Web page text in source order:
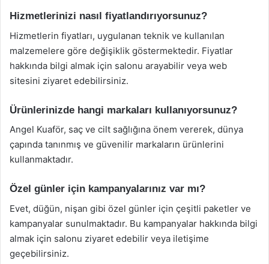
Hizmetlerinizi nasıl fiyatlandırıyorsunuz?
Hizmetlerin fiyatları, uygulanan teknik ve kullanılan
malzemelere göre değişiklik göstermektedir. Fiyatlar
hakkında bilgi almak için salonu arayabilir veya web
sitesini ziyaret edebilirsiniz.
Ürünlerinizde hangi markaları kullanıyorsunuz?
Angel Kuaför, saç ve cilt sağlığına önem vererek, dünya
çapında tanınmış ve güvenilir markaların ürünlerini
kullanmaktadır.
Özel günler için kampanyalarınız var mı?
Evet, düğün, nişan gibi özel günler için çeşitli paketler ve
kampanyalar sunulmaktadır. Bu kampanyalar hakkında bilgi
almak için salonu ziyaret edebilir veya iletişime
geçebilirsiniz.